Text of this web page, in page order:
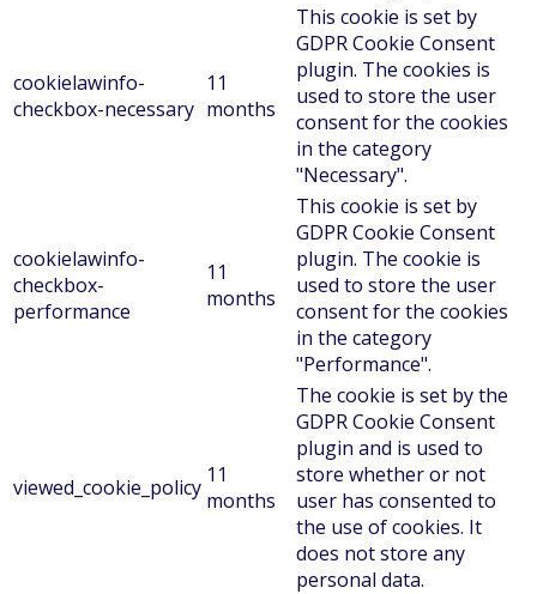
cookielawinfo-
checkbox-necessary
11
months
This cookie is set by
GDPR Cookie Consent
plugin. The cookies is
used to store the user
consent for the cookies
in the category
"Necessary".
cookielawinfo-
checkbox-
performance
11
months
This cookie is set by
GDPR Cookie Consent
plugin. The cookie is
used to store the user
consent for the cookies
in the category
"Performance".
viewed_cookie_policy 11
months
The cookie is set by the
GDPR Cookie Consent
plugin and is used to
store whether or not
user has consented to
the use of cookies. It
does not store any
personal data.